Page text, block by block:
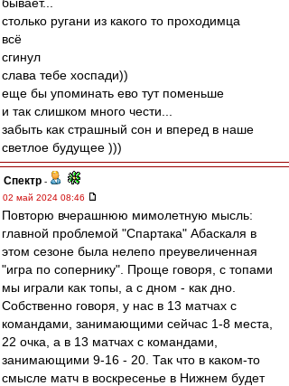
столько ругани из какого то проходимца
всё
сгинул
слава тебе хоспади))
еще бы упоминать ево тут поменьше
и так слишком много чести...
забыть как страшный сон и вперед в наше
светлое будущее )))
Спектр -
02 май 2024 08:46
Повторю вчерашнюю мимолетную мысль:
главной проблемой "Спартака" Абаскаля в
этом сезоне была нелепо преувеличенная
"игра по сопернику". Проще говоря, с топами
мы играли как топы, а с дном - как дно.
Собственно говоря, у нас в 13 матчах с
командами, занимающими сейчас 1-8 места,
22 очка, а в 13 матчах с командами,
занимающими 9-16 - 20. Так что в каком-то
смысле матч в воскресенье в Нижнем будет